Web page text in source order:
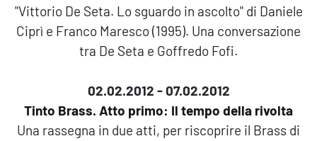
"Vittorio De Seta. Lo sguardo in ascolto" di Daniele
Ciprì e Franco Maresco (1995). Una conversazione
tra De Seta e Goffredo Fofi.
02.02.2012 - 07.02.2012
Tinto Brass. Atto primo: Il tempo della rivolta
Una rassegna in due atti, per riscoprire il Brass di